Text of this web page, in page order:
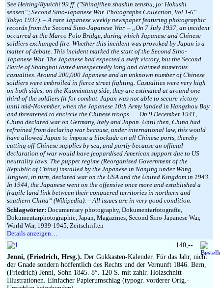
See Heiting/Ryuichi 99 ff. (″Shinajihen shashin zenshu, jo: Hokushi
sensen“; Second Sino-Japanese War. Photographs Collection, Vol 1-6“
Tokyo 1937). – A rare Japanese weekly newspaper featuring photographic
records from the Second Sino-Japanese War. – „On 7 July 1937, an incident
occurred at the Marco Polo Bridge, during which Japanese and Chinese
soldiers exchanged fire. Whether this incident was provoked by Japan is a
matter of debate. This incident marked the start of the Second Sino-
Japanese War. The Japanese had expected a swift victory, but the Second
Battle of Shanghai lasted unexpectedly long and claimed numerous
casualties. Around 200,000 Japanese and an unknown number of Chinese
soldiers were embroiled in fierce street fighting. Casualties were very high
on both sides; on the Kuomintang side, they are estimated at around one
third of the soldiers fit for combat. Japan was not able to secure victory
until mid-November, when the Japanese 10th Army landed in Hangzhou Bay
and threatened to encircle the Chinese troops. … On 9 December 1941,
China declared war on Germany, Italy and Japan. Until then, China had
refrained from declaring war because, under international law, this would
have allowed Japan to impose a blockade on all Chinese ports, thereby
cutting off Chinese supplies by sea, and partly because an official
declaration of war would have jeopardised American support due to US
neutrality laws. The puppet regime (Reorganised Government of the
Republic of China) installed by the Japanese in Nanjing under Wang
Jingwei, in turn, declared war on the USA and the United Kingdom in 1943.
In 1944, the Japanese went on the offensive once more and established a
fragile land link between their conquered territories in northern and
southern China“ (Wikipedia). – All issues are in very good condition.
Schlagwörter: Documentary photography, Dokumentarfotografie,
Dokumentarphotographie, Japan, Magazines, Second Sino-Japanese War,
World War, 1939-1945, Zeitschriften
Details anzeigen…
Jenni, (Friedrich, Hrsg.). Der Gukkasten-Kalender. Für das Jahr, nicht
der Gnade sondern hoffentlich des Rechts und der Vernunft 1846. Bern,
(Friedrich) Jenni, Sohn 1845. 8°. 120 S. mit zahlr. Holzschnitt-
Illustrationen. Einfacher Papierumschlag (typogr. vorderer Orig.-
140,--